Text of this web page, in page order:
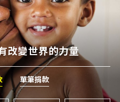
改變世界的力量
單筆捐款